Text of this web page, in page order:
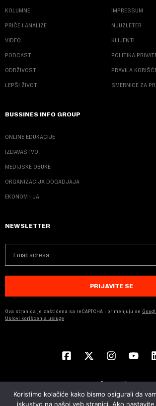
KOLUMNE
PRIČE I ANALIZE
VIDEO
PODCAST
ODRŽIVOST
LEPŠI ŽIVOT
IMPRESSUM
NJUZLETER
KLIJENTI
POLITIKA
PRAVILA
SMERNICE ZA
BUSSINES INFO GROUP
ONLINE EDUKACIJE
IZDAVAŠTVO
MEDIJSKE OBUKE
ORGANIZACIJA DOGADJAJA
EKONOM I JA
NEWSLETTER
PRIJAVITE SE
Ova stranica je zaštićena sa reCAPTCHA i primenjuju se
Uslovi korišćenja usluge
Koristimo kolačiće kako bismo osigurali da
iskustvo na našoj veb stranici. Ako